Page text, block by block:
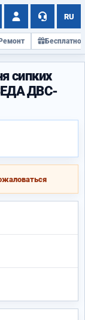
RU
Ремонт Бесплатно
сипких
ДВС-